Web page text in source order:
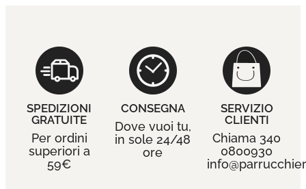
SPEDIZIONI
GRATUITE
Per ordini
superiori a
59€
CONSEGNA
Dove vuoi tu,
in sole 24/48
ore
SERVIZIO
CLIENTI
Chiama 340
0800930